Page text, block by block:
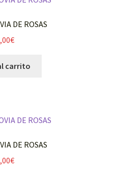
DE ROSAS
€
carrito
DE ROSAS
€